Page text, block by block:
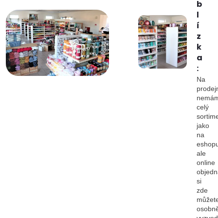
b
l
í
z
k
a
:
Na
celý
jako
na
ale
online
si
zde